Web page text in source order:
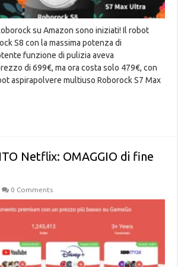
su Amazon sono iniziati! Il robot
S8 con la massima potenza di
funzione di pulizia aveva
di 699€, ma ora costa solo 479€, con
aspirapolvere multiuso Roborock S7 Max
Netflix: OMAGGIO di fine
0 Comments